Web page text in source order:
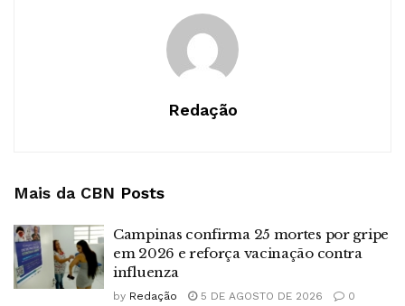
Redação
Mais da CBN Posts
Campinas confirma 25 mortes por gripe
em 2026 e reforça vacinação contra
influenza
by Redação 5 DE AGOSTO DE 2026 0